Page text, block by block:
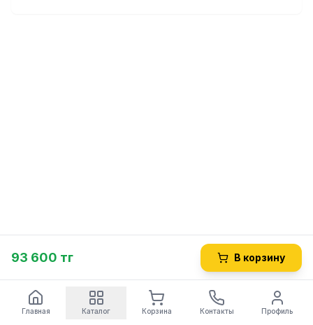
93 600 тг В корзину
Главная Каталог Корзина Контакты Профиль